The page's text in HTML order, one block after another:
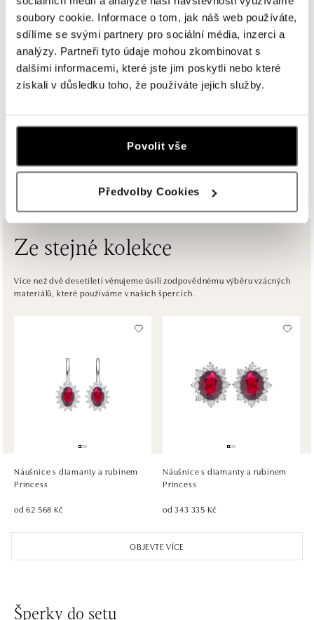
soubory cookie. Informace o tom, jak náš web používáte,
sdílíme se svými partnery pro sociální média, inzerci a
analýzy. Partneři tyto údaje mohou zkombinovat s
dalšími informacemi, které jste jim poskytli nebo které
získali v důsledku toho, že používáte jejich služby.
Povolit vše
Předvolby Cookies
ALOve Westfield Černý most, Praha 9
Chlumecká 765/6, 198 19 Praha 9
tel.: +420735703904
dnes otevřeno od 09:00
ALOve Westfield, Praha 4 - Chodov
ALOve OC Aupark, Bratislava
Einsteinova 3541/18, 851 01 Bratislava
dnes otevřeno od 10:00
ALOve OC Eurovea, Bratislava
Pribinova 8, 811 09 Bratislava
tel.: +421917090467
Ivanská cesta 16, 821 04 Bratislava
tel.: +421 917 090 372
dnes otevřeno od 10:00
Pribinova 8, 811 09 Bratislava
dnes otevřeno od 10:00
ZOBRAZIT VŠECHNY BUTIKY
Ze stejné kolekce
Více než dvě desetiletí věnujeme úsilí zodpovědnému výběru vzácných
materiálů, které používáme v našich špercích.
OBJEVTE VÍCE
Náušnice s diamanty a rubínem
Princess
od 62 568 Kč
Náušnice s diamanty a rubínem
Princess
od 343 335 Kč
Šperky do setu